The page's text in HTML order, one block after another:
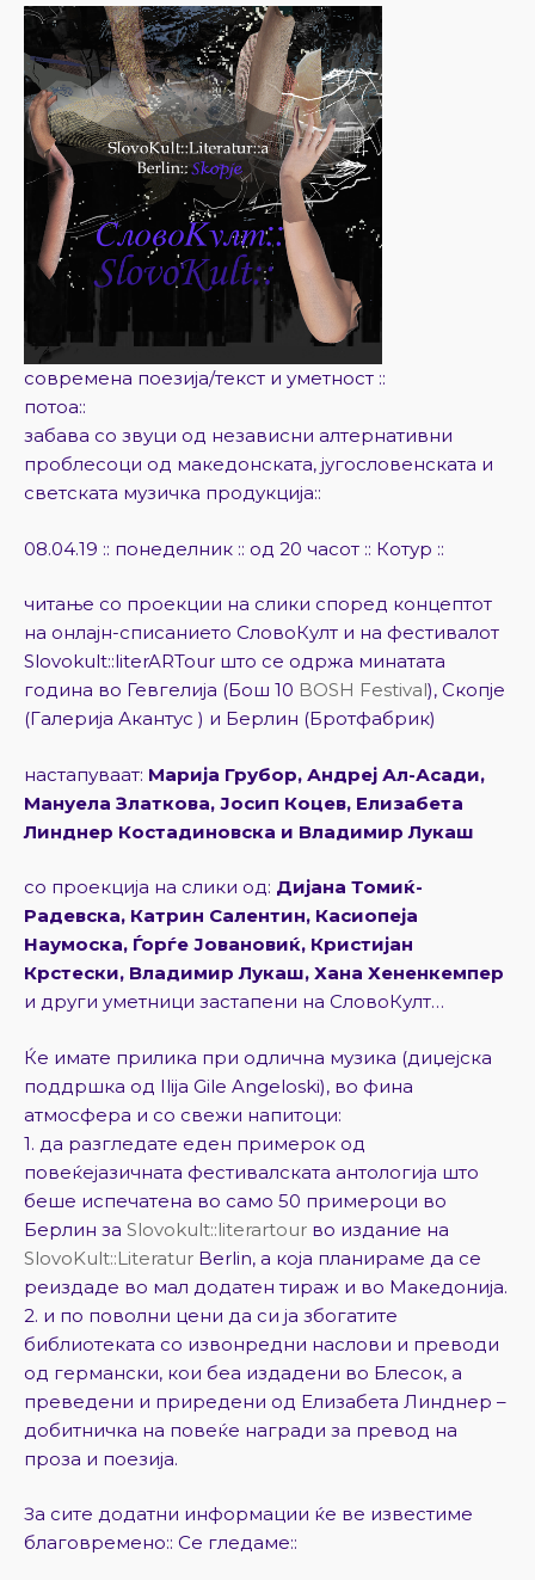
современа поезија/текст и уметност ::
потоа::
забава со звуци од независни алтернативни
проблесоци од македонската, југословенската и
светската музичка продукција::
08.04.19 :: понеделник :: од 20 часот :: Котур ::
читање со проекции на слики според концептот
на онлајн-списанието СловоКулт и на фестивалот
Slovokult::literARTour што се одржа минатата
година во Гевгелија (Бош 10 BOSH Festival), Скопје
(Галерија Акантус ) и Берлин (Бротфабрик)
настапуваат: Марија Грубор, Андреј Ал-Асади,
Мануела Златкова, Јосип Коцев, Елизабета
Линднер Костадиновска и Владимир Лукаш
со проекција на слики од: Дијана Томиќ-
Радевска, Катрин Салентин, Касиопеја
Наумоска, Ѓорѓе Јовановиќ, Кристијан
Крстески, Владимир Лукаш, Хана Хененкемпер
и други уметници застапени на СловоКулт…
Ќе имате прилика при одлична музика (диџејска
поддршка од Ilija Gile Angeloski), во фина
атмосфера и со свежи напитоци:
1. да разгледате еден примерок од
повеќејазичната фестивалската антологија што
беше испечатена во само 50 примероци во
Берлин за Slovokult::literartour во издание на
SlovoKult::Literatur Berlin, а која планираме да се
реиздаде во мал додатен тираж и во Македонија.
2. и по поволни цени да си ја збогатите
библиотеката со извонредни наслови и преводи
од германски, кои беа издадени во Блесок, а
преведени и приредени од Елизабета Линднер –
добитничка на повеќе награди за превод на
проза и поезија.
За сите додатни информации ќе ве известиме
благовремено:: Се гледаме::